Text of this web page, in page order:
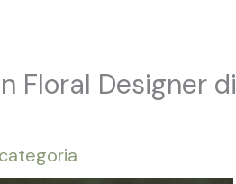
Floral Designer di